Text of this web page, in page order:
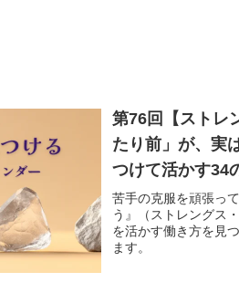
第76回【ストレ
たり前」が、実
つけて活かす34
苦手の克服を頑張っ
う』（ストレングス
を活かす働き方を見
ます。